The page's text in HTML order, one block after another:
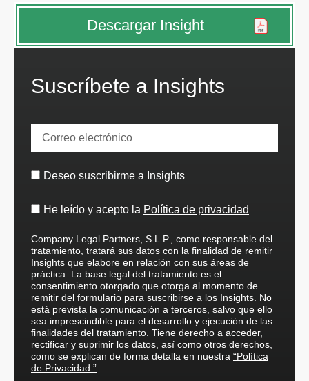
Descargar Insight
Suscríbete a Insights
Deseo suscribirme a Insights
He leído y acepto la Política de privacidad
Company Legal Partners, S.L.P., como responsable del
tratamiento, tratará sus datos con la finalidad de remitir
Insights que elabore en relación con sus áreas de
práctica. La base legal del tratamiento es el
consentimiento otorgado que otorga al momento de
remitir del formulario para suscribirse a los Insights. No
está prevista la comunicación a terceros, salvo que ello
sea imprescindible para el desarrollo y ejecución de las
finalidades del tratamiento. Tiene derecho a acceder,
rectificar y suprimir los datos, así como otros derechos,
como se explican de forma detalla en nuestra “Política
de Privacidad ”